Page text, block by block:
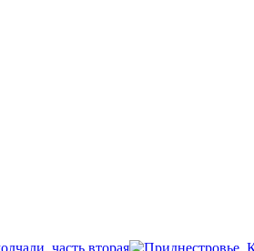
часть вторая